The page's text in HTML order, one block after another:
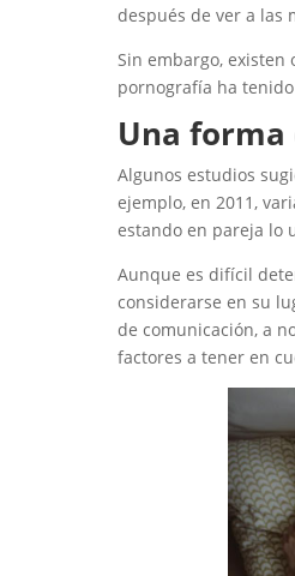
después de ver a las
Sin embargo,
pornografía ha
Una
Algunos estudios
ejemplo, en 2011,
estando en pareja lo
Aunque es difícil
considerarse en su
de comunicación, a
factores a tener en